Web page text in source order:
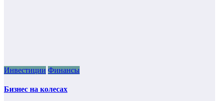
Инвестиции Финансы
Бизнес на колесах